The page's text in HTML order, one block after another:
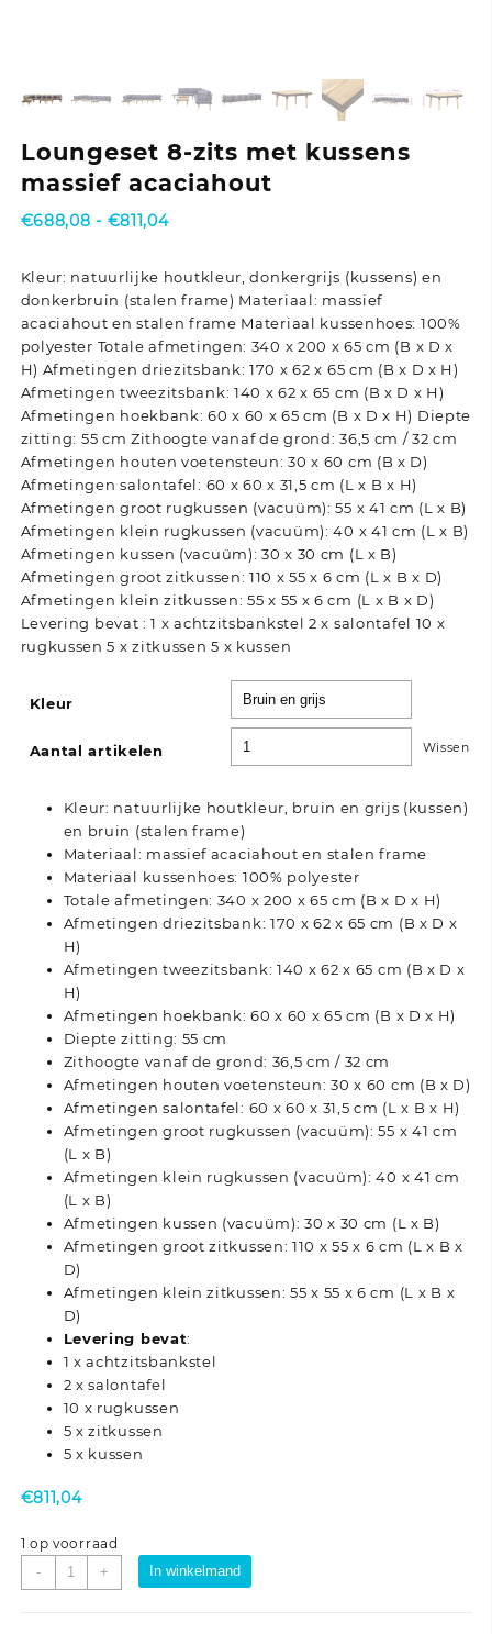
Loungeset 8-zits met kussens
massief acaciahout
€688,08 - €811,04Prijsklasse:
€811,04
Kleur: natuurlijke houtkleur, donkergrijs (kussens) en
donkerbruin (stalen frame) Materiaal: massief
acaciahout en stalen frame Materiaal kussenhoes: 100%
polyester Totale afmetingen: 340 x 200 x 65 cm (B x D x
H) Afmetingen driezitsbank: 170 x 62 x 65 cm (B x D x H)
Afmetingen tweezitsbank: 140 x 62 x 65 cm (B x D x H)
Afmetingen hoekbank: 60 x 60 x 65 cm (B x D x H) Diepte
zitting: 55 cm Zithoogte vanaf de grond: 36,5 cm / 32 cm
Afmetingen houten voetensteun: 30 x 60 cm (B x D)
Afmetingen salontafel: 60 x 60 x 31,5 cm (L x B x H)
Afmetingen groot rugkussen (vacuüm): 55 x 41 cm (L x B)
Afmetingen klein rugkussen (vacuüm): 40 x 41 cm (L x B)
Afmetingen kussen (vacuüm): 30 x 30 cm (L x B)
Afmetingen groot zitkussen: 110 x 55 x 6 cm (L x B x D)
Afmetingen klein zitkussen: 55 x 55 x 6 cm (L x B x D)
Levering bevat : 1 x achtzitsbankstel 2 x salontafel 10 x
rugkussen 5 x zitkussen 5 x kussen
Kleur
Aantal artikelen Wissen
Kleur: natuurlijke houtkleur, bruin en grijs (kussen)
en bruin (stalen frame)
Materiaal: massief acaciahout en stalen frame
Materiaal kussenhoes: 100% polyester
Totale afmetingen: 340 x 200 x 65 cm (B x D x H)
Afmetingen driezitsbank: 170 x 62 x 65 cm (B x D x
H)
Afmetingen tweezitsbank: 140 x 62 x 65 cm (B x D x
H)
Afmetingen hoekbank: 60 x 60 x 65 cm (B x D x H)
Diepte zitting: 55 cm
Zithoogte vanaf de grond: 36,5 cm / 32 cm
Afmetingen houten voetensteun: 30 x 60 cm (B x D)
Afmetingen salontafel: 60 x 60 x 31,5 cm (L x B x H)
Afmetingen groot rugkussen (vacuüm): 55 x 41 cm
(L x B)
Afmetingen klein rugkussen (vacuüm): 40 x 41 cm
(L x B)
Afmetingen kussen (vacuüm): 30 x 30 cm (L x B)
Afmetingen groot zitkussen: 110 x 55 x 6 cm (L x B x
D)
Afmetingen klein zitkussen: 55 x 55 x 6 cm (L x B x
D)
Levering bevat:
1 x achtzitsbankstel
2 x salontafel
10 x rugkussen
5 x zitkussen
5 x kussen
€811,04
1 op voorraad
-
Loungeset
8-
+ In winkelmand